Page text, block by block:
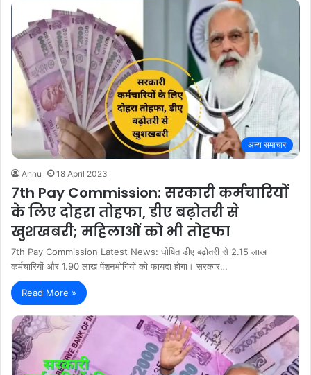
अन्य समाचार
Annu 18 April 2023
7th Pay Commission: सरकारी कर्मचारियों
के लिए दोहरा तोहफा, डीए बढ़ोतरी से
खुशखबरी; महिलाओं को भी तोहफा
7th Pay Commission Latest News: घोषित डीए बढ़ोतरी से 2.15 लाख
कर्मचारियों और 1.90 लाख पेंशनभोगियों को फायदा होगा। सरकार…
Read More »